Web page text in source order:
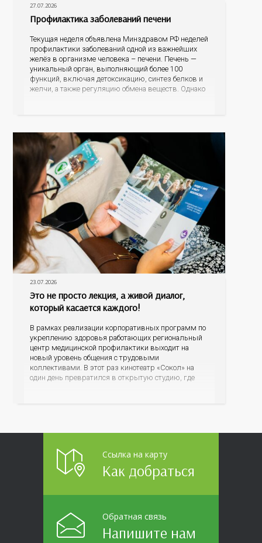
27.07.2026
Профилактика заболеваний печени
Текущая неделя объявлена Минздравом РФ неделей
профилактики заболеваний одной из важнейших
желёз в организме человека – печени. Печень —
уникальный орган, выполняющий более 100
функций, включая детоксикацию, синтез белков и
желчи, а также регуляцию обмена веществ. Однако
23.07.2026
Это не просто лекция, а живой диалог,
который касается каждого!
В рамках реализации корпоративных программ по
укреплению здоровья работающих региональный
центр медицинской профилактики выходит на
новый уровень общения с трудовыми
коллективами. В этот раз кинотеатр «Сокол» на
один день превратился в открытую студию, где
Ссылка на карту
Как добраться
Обратная связь
Напишите нам